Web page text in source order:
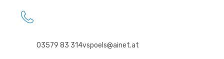
03579 83 314vspoels@ainet.at